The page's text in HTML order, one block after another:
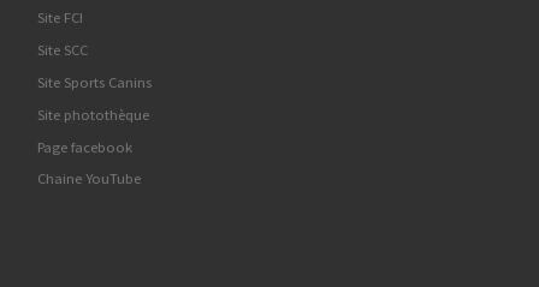
Site FCI
Site SCC
Site Sports Canins
Site photothèque
Page facebook
Chaine YouTube